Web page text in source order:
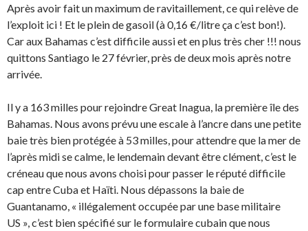
Après avoir fait un maximum de ravitaillement, ce qui relève de
l’exploit ici ! Et le plein de gasoil (à 0,16 €/litre ça c’est bon!).
Car aux Bahamas c’est difficile aussi et en plus très cher !!! nous
quittons Santiago le 27 février, près de deux mois après notre
arrivée.
Il y a 163 milles pour rejoindre Great Inagua, la première île des
Bahamas. Nous avons prévu une escale à l’ancre dans une petite
baie très bien protégée à 53 milles, pour attendre que la mer de
l’après midi se calme, le lendemain devant être clément, c’est le
créneau que nous avons choisi pour passer le réputé difficile
cap entre Cuba et Haïti. Nous dépassons la baie de
Guantanamo, « illégalement occupée par une base militaire
US », c’est bien spécifié sur le formulaire cubain que nous